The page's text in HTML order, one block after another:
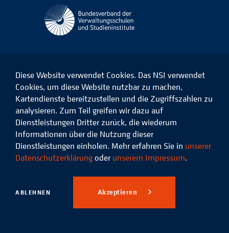
Das
NSI
Facebook
Das
NSI
auf
LinkedIn
Das
NSI
auf
Instagram
Das
Xing
© 2026 Niedersächsisches
Studieninstitut für kommunale
Verwaltung e.V.
Datenschutz Impressum
Diese Website verwendet Cookies. Das NSI verwendet
Cookies, um diese Website nutzbar zu machen,
Kartendienste bereitzustellen und die Zugriffszahlen zu
analysieren. Zum Teil greifen wir dazu auf
Dienstleistungen Dritter zurück, die wiederum
Informationen über die Nutzung dieser
Dienstleistungen einholen. Mehr erfahren Sie in unserer
Datenschutzerklärung oder unserem Impressum.
ABLEHNEN Akzeptieren